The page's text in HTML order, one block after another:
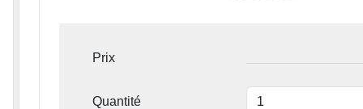
Prix
Quantité